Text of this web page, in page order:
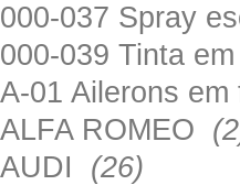
000-037 Spray
000-039 Tinta
A-01 Ailerons
ALFA ROMEO
AUDI (26)